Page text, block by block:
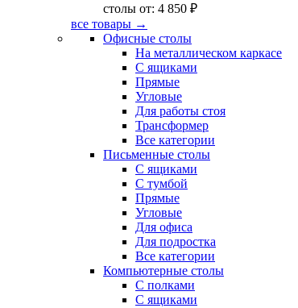
столы от: 4 850 ₽
все товары →
Офисные столы
На металлическом каркасе
С ящиками
Прямые
Угловые
Для работы стоя
Трансформер
Все категории
Письменные столы
С ящиками
С тумбой
Прямые
Угловые
Для офиса
Для подростка
Все категории
Компьютерные столы
С полками
С ящиками